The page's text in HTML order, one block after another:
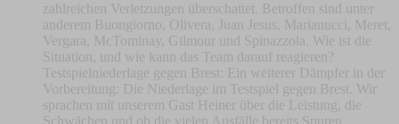
zahlreichen Verletzungen überschattet. Betroffen sind unter
anderem Buongiorno, Olivera, Juan Jesus, Marianucci, Meret,
Vergara, McTominay, Gilmour und Spinazzola. Wie ist die
Situation, und wie kann das Team darauf reagieren?
Testspielniederlage gegen Brest: Ein weiterer Dämpfer in der
Vorbereitung: Die Niederlage im Testspiel gegen Brest. Wir
sprachen mit unserem Gast Heiner über die Leistung, die